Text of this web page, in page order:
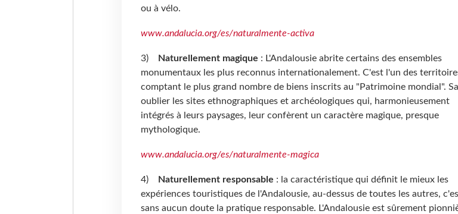
ou à vélo.
www.andalucia.org/es/naturalmente-activa
3) Naturellement magique : L'Andalousie abrite certains des ensembles
monumentaux les plus reconnus internationalement. C'est l'un des
comptant le plus grand nombre de biens inscrits au "Patrimoine mondial".
oublier les sites ethnographiques et archéologiques qui, harmonieusement
intégrés à leurs paysages, leur confèrent un caractère magique, presque
mythologique.
www.andalucia.org/es/naturalmente-magica
4) Naturellement responsable : la caractéristique qui définit le mieux les
expériences touristiques de l'Andalousie, au-dessus de toutes les autres,
sans aucun doute la pratique responsable. L'Andalousie est sûrement